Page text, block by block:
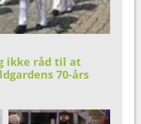
ikke råd til at
70-års